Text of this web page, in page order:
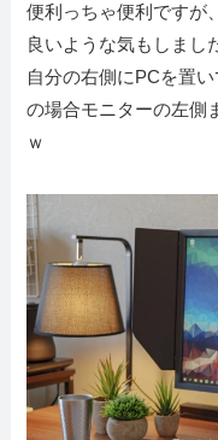
便利っちゃ便利ですが
良いような気もしまし
自分の右側にPCを置
の場合モニターの左側
ｗ